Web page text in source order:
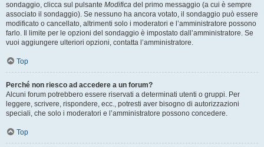
sondaggio, clicca sul pulsante Modifica del primo messaggio (a cui è sempre
associato il sondaggio). Se nessuno ha ancora votato, il sondaggio può essere
modificato o cancellato, altrimenti solo i moderatori e l’amministratore possono
farlo. Il limite per le opzioni del sondaggio è impostato dall’amministratore. Se
vuoi aggiungere ulteriori opzioni, contatta l’amministratore.
Top
Perché non riesco ad accedere a un forum?
Alcuni forum potrebbero essere riservati a determinati utenti o gruppi. Per
leggere, scrivere, rispondere, ecc., potresti aver bisogno di autorizzazioni
speciali, che solo i moderatori e l’amministratore possono concedere.
Top